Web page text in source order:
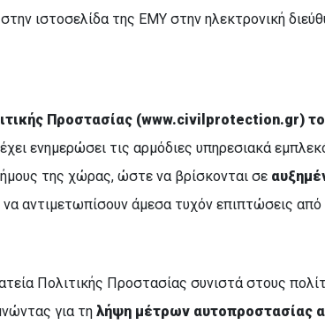
ιστοσελίδα της ΕΜΥ στην ηλεκτρονική
Προστασίας (www.civilprotection.gr)
έχει ενημερώσει τις αρμόδιες υπηρεσιακά
της χώρας, ώστε να βρίσκονται σε
να αντιμετωπίσουν άμεσα τυχόν επιπτώσεις
Πολιτικής Προστασίας συνιστά στους
για τη λήψη μέτρων αυτοπροστασίας